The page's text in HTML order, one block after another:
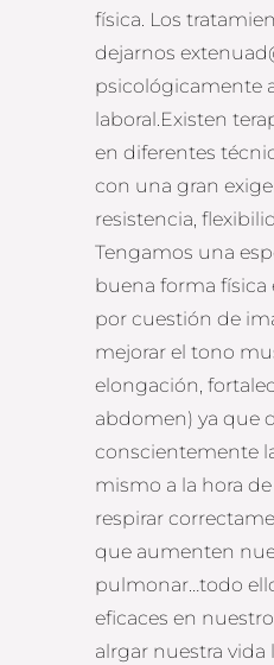
física. Los
dejarnos
psicológicamente
laboral.Existen
en diferentes
con una gran
resistencia,
Tengamos una
buena forma física
por cuestión de
mejorar el tono
elongación,
abdomen) ya que
conscientemente
mismo a la hora
respirar
que aumenten
pulmonar…todo
eficaces en
alrgar nuestra vida